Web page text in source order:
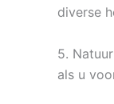
diverse
5.
als u